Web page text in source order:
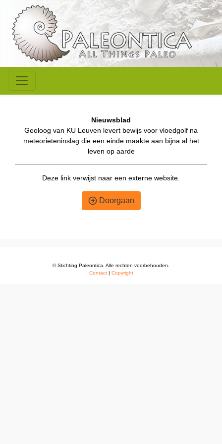
Nieuwsblad
Geoloog van KU Leuven levert bewijs voor vloedgolf na
meteorieteninslag die een einde maakte aan bijna al het
leven op aarde
Deze link verwijst naar een externe website.
Doorgaan
© Stichting Paleontica. Alle rechten voorbehouden.
Contact| Copyright